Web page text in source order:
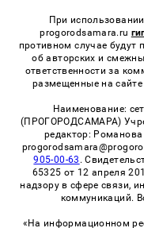
При
progorodsamara.ru
противном случае
об авторских и
ответственности за
размещенные на
Наименование:
(ПРОГОРОДСАМАРА)
редактор:
905-00-63 .
65325 от 12 апреля
надзору в сфере связи,
коммуникаций.
«На информационном